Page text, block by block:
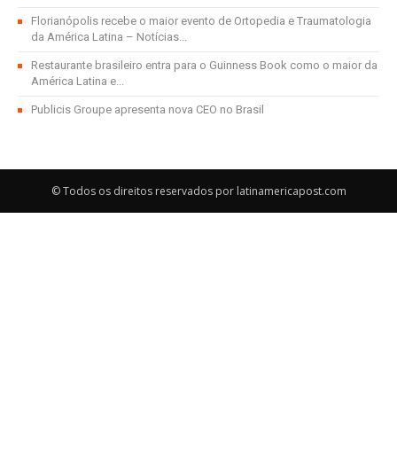
Florianópolis recebe o maior evento de Ortopedia e Traumatologia
da América Latina – Notícias...
Restaurante brasileiro entra para o Guinness Book como o maior da
América Latina e...
Publicis Groupe apresenta nova CEO no Brasil
© Todos os direitos reservados por latinamericapost.com